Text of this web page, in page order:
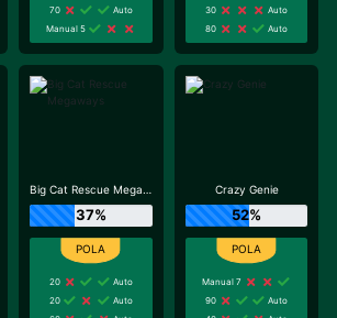
70
Auto
Manual 5
30
Auto
80
Auto
Big Cat Rescue Megaways
37%
20
Auto
20
Auto
Crazy Genie
52%
Manual 7
90
Auto